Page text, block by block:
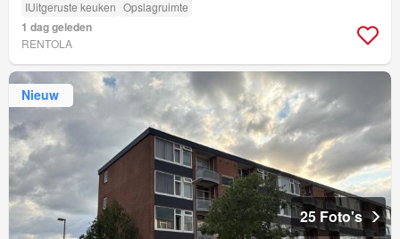
IUitgeruste keuken Opslagruimte
1 dag geleden
RENTOLA
Nieuw
25 Foto's